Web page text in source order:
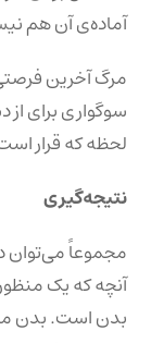
آماده‌ی آن هم
مرگ آخرین
سوگواری برای
لحظه که قرار
نتیجه‌گیری
مجموعاً می‌توان
آنچه که یک
بدن است. بدن